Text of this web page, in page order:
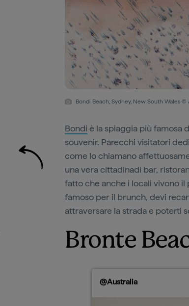
Bondi Beach, Sydney, New South Wales
Bondi è la spiaggia più famosa
souvenir. Parecchi visitatori
come lo chiamano
una vera cittadinadi bar,
fatto che anche i locali vivono
famoso per il brunch, devi
attraversare la strada e poterti
Bronte
@Australia